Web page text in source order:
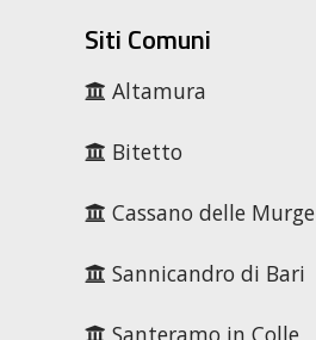
Siti Comuni
Altamura
Bitetto
Cassano delle Murge
Sannicandro di Bari
Santeramo in Colle